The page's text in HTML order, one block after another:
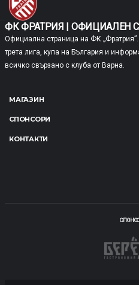
ФК ФРАТРИЯ | ОФИЦИАЛЕН
Официална страница на ФК
трета лига, купа на България и
всичко свързано с клуба от Варна.
МАГАЗИН
СПОНСОРИ
КОНТАКТИ